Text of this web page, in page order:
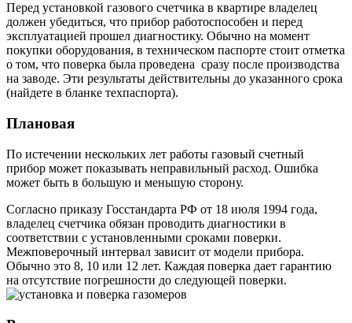
Перед установкой газового счетчика в квартире владелец
должен убедиться, что прибор работоспособен и перед
эксплуатацией прошел диагностику. Обычно на момент
покупки оборудования, в техническом паспорте стоит отметка
о том, что поверка была проведена сразу после производства
на заводе. Эти результаты действительны до указанного срока
(найдете в бланке техпаспорта).
Плановая
По истечении нескольких лет работы газовый счетный
прибор может показывать неправильный расход. Ошибка
может быть в большую и меньшую сторону.
Согласно приказу Госстандарта РФ от 18 июля 1994 года,
владелец счетчика обязан проводить диагностики в
соответствии с установленными сроками поверки.
Межповерочный интервал зависит от модели прибора.
Обычно это 8, 10 или 12 лет. Каждая поверка дает гарантию
на отсутствие погрешности до следующей поверки.